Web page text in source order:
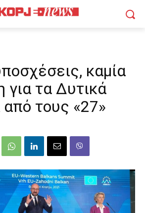
καμία
για τα Δυτικά
από τους «27»